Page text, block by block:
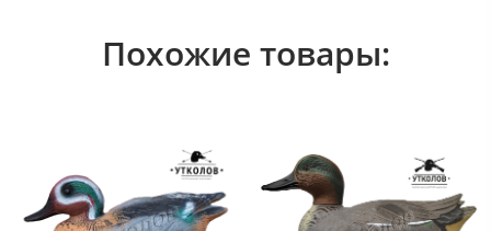
Похожие товары: